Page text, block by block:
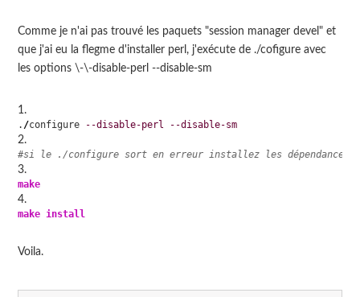
Comme je n'ai pas trouvé les paquets "session manager devel" et
que j'ai eu la flegme d'installer perl, j'exécute de ./cofigure avec
les options \-\-disable-perl --disable-sm
. /configure --disable-perl --disable-sm
#si le ./configure sort en erreur installez les dépendances
make
make install
Voila.